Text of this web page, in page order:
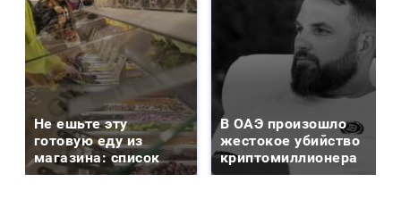
Не ешьте эту
готовую еду из
магазина: список
В ОАЭ произошло
жестокое убийство
криптомиллионера